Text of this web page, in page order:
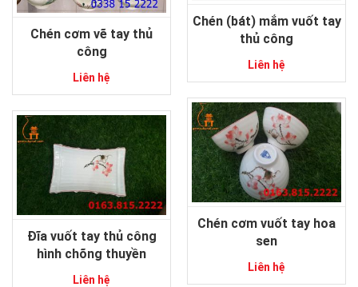
Chén cơm vẽ tay thủ
công
Liên hệ
Chén (bát) mắm vuốt tay
thủ công
Liên hệ
Chén cơm vuốt tay hoa
sen
Liên hệ
Đĩa vuốt tay thủ công
hình chõng thuyền
Liên hệ